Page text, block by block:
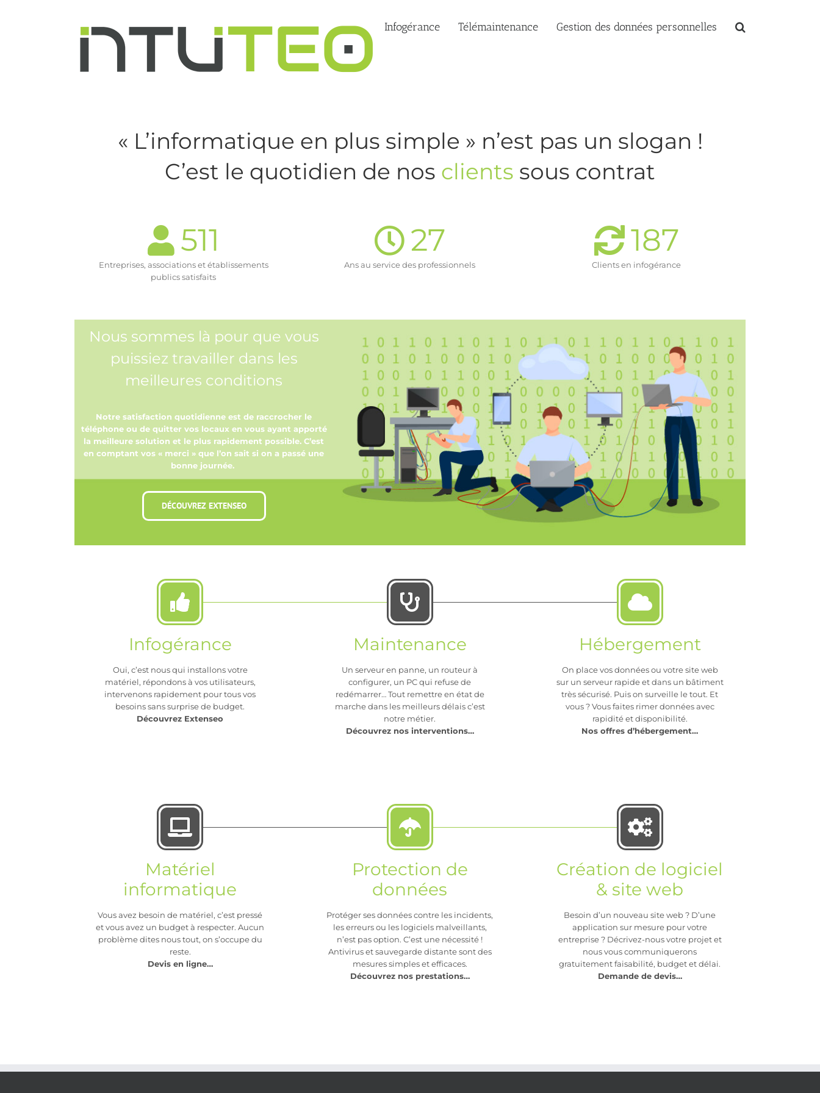
Infogérance Télémaintenance Gestion des données personnelles
« L’informatique en plus simple » n’est pas un slogan !
C’est le quotidien de nos clients sous contrat
511
Entreprises, associations et établissements
publics satisfaits
27
Ans au service des professionnels
187
Clients en infogérance
Nous sommes là pour que vous
puissiez travailler dans les
meilleures conditions
Notre satisfaction quotidienne est de raccrocher le
téléphone ou de quitter vos locaux en vous ayant apporté
la meilleure solution et le plus rapidement possible. C’est
en comptant vos « merci » que l’on sait si on a passé une
bonne journée.
DÉCOUVREZ EXTENSEO
Infogérance
Oui, c’est nous qui installons votre
matériel, répondons à vos utilisateurs,
intervenons rapidement pour tous vos
besoins sans surprise de budget.
Découvrez Extenseo
Maintenance
Un serveur en panne, un routeur à
configurer, un PC qui refuse de
redémarrer… Tout remettre en état de
marche dans les meilleurs délais c’est
notre métier.
Découvrez nos interventions…
Hébergement
On place vos données ou votre site web
sur un serveur rapide et dans un bâtiment
très sécurisé. Puis on surveille le tout. Et
vous ? Vous faites rimer données avec
rapidité et disponibilité.
Nos offres d’hébergement…
Matériel
informatique
Vous avez besoin de matériel, c’est pressé
et vous avez un budget à respecter. Aucun
problème dites nous tout, on s’occupe du
reste.
Devis en ligne…
Protection de
données
Protéger ses données contre les incidents,
les erreurs ou les logiciels malveillants,
n’est pas option. C’est une nécessité !
Antivirus et sauvegarde distante sont des
mesures simples et efficaces.
Découvrez nos prestations…
Création de logiciel
& site web
Besoin d’un nouveau site web ? D’une
application sur mesure pour votre
entreprise ? Décrivez-nous votre projet et
nous vous communiquerons
gratuitement faisabilité, budget et délai.
Demande de devis…